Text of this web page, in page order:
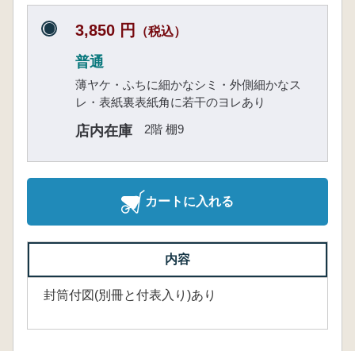
3,850 円 （税込）
普通
薄ヤケ・ふちに細かなシミ・外側細かなス
レ・表紙裏表紙角に若干のヨレあり
店内在庫 2階 棚9
カートに入れる
内容
封筒付図(別冊と付表入り)あり